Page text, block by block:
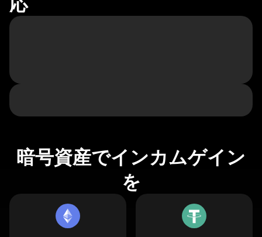
暗号資産でインカムゲイン
を